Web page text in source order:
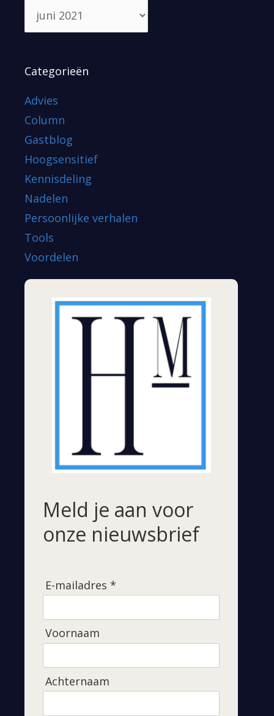
Categorieën
Advies
Column
Gastblog
Hoogsensitief
Kennisdeling
Nadelen
Persoonlijke verhalen
Tools
Voordelen
Meld je aan voor
onze nieuwsbrief
E-mailadres *
Voornaam
Achternaam